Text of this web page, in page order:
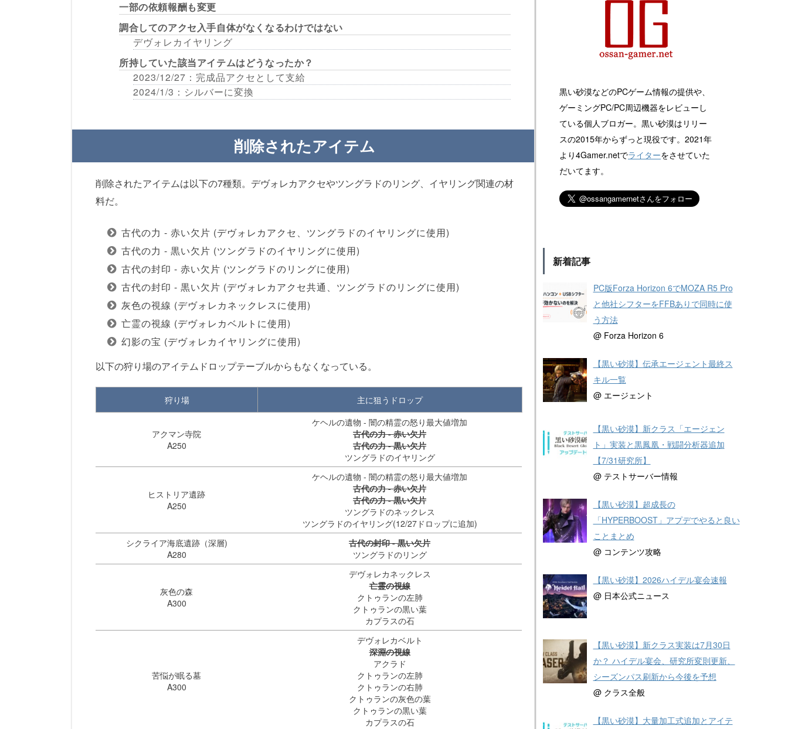
一部の依頼報酬も変更
調合してのアクセ入手自体がなくなるわけではない
デヴォレカイヤリング
所持していた該当アイテムはどうなったか？
2023/12/27：完成品アクセとして支給
2024/1/3：シルバーに変換
削除されたアイテム
削除されたアイテムは以下の7種類。デヴォレカアクセやツングラドのリング、イヤリング関連の材
料だ。
古代の力 - 赤い欠片 (デヴォレカアクセ、ツングラドのイヤリングに使用)
古代の力 - 黒い欠片 (ツングラドのイヤリングに使用)
古代の封印 - 赤い欠片 (ツングラドのリングに使用)
古代の封印 - 黒い欠片 (デヴォレカアクセ共通、ツングラドのリングに使用)
灰色の視線 (デヴォレカネックレスに使用)
亡霊の視線 (デヴォレカベルトに使用)
幻影の宝 (デヴォレカイヤリングに使用)
以下の狩り場のアイテムドロップテーブルからもなくなっている。
狩り場 主に狙うドロップ
アクマン寺院
A250
ケヘルの遺物 - 闇の精霊の怒り最大値増加
古代の力 - 赤い欠片
古代の力 - 黒い欠片
ツングラドのイヤリング
ヒストリア遺跡
A250
ケヘルの遺物 - 闇の精霊の怒り最大値増加
古代の力 - 赤い欠片
古代の力 - 黒い欠片
ツングラドのネックレス
ツングラドのイヤリング(12/27ドロップに追加)
シクライア海底遺跡（深層)
A280
古代の封印 - 黒い欠片
ツングラドのリング
灰色の森
A300
デヴォレカネックレス
亡霊の視線
クトゥランの左肺
クトゥランの黒い葉
カプラスの石
苦悩が眠る墓
A300
デヴォレカベルト
深淵の視線
アクラド
クトゥランの左肺
クトゥランの右肺
クトゥランの灰色の葉
クトゥランの黒い葉
カプラスの石
黒い砂漠などのPCゲーム情報の提供や、
ゲーミングPC/PC周辺機器をレビューし
ている個人ブロガー。黒い砂漠はリリー
スの2015年からずっと現役です。2021年
より4Gamer.netでライターをさせていた
だいてます。
新着記事
PC版Forza Horizon 6でMOZA R5 Pro
と他社シフターをFFBありで同時に使
う方法
@ Forza Horizon 6
【黒い砂漠】伝承エージェント最終ス
キル一覧
@ エージェント
【黒い砂漠】新クラス「エージェン
ト」実装と黒鳳凰・戦闘分析器追加
【7/31研究所】
@ テストサーバー情報
【黒い砂漠】超成長の
「HYPERBOOST」アプデでやると良い
ことまとめ
@ コンテンツ攻略
【黒い砂漠】2026ハイデル宴会速報
@ 日本公式ニュース
【黒い砂漠】新クラス実装は7月30日
か？ ハイデル宴会、研究所変則更新、
シーズンパス刷新から今後を予想
@ クラス全般
【黒い砂漠】大量加工式追加とアイテ